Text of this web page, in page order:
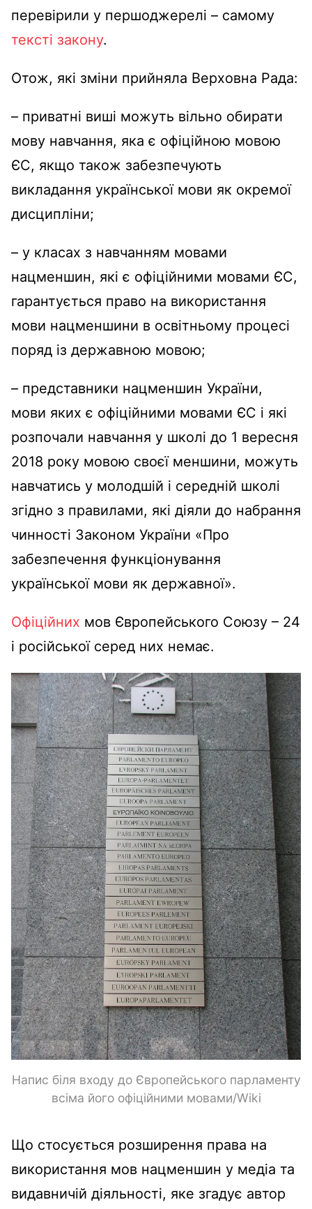
перевірили у першоджерелі – самому
тексті закону.
Отож, які зміни прийняла Верховна Рада:
– приватні виші можуть вільно обирати
мову навчання, яка є офіційною мовою
ЄС, якщо також забезпечують
викладання української мови як окремої
дисципліни;
– у класах з навчанням мовами
нацменшин, які є офіційними мовами ЄС,
гарантується право на використання
мови нацменшини в освітньому процесі
поряд із державною мовою;
– представники нацменшин України,
мови яких є офіційними мовами ЄС і які
розпочали навчання у школі до 1 вересня
2018 року мовою своєї меншини, можуть
навчатись у молодшій і середній школі
згідно з правилами, які діяли до набрання
чинності Законом України «Про
забезпечення функціонування
української мови як державної».
Офіційних мов Європейського Союзу – 24
і російської серед них немає.
Напис біля входу до Європейського парламенту
всіма його офіційними мовами/Wiki
Що стосується розширення права на
використання мов нацменшин у медіа та
видавничій діяльності, яке згадує автор